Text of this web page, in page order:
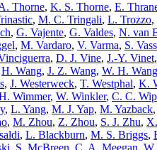
Thorne, K. S. Thorne, E.
, M. C. Tringali, L. Trozzo,
, G. Vajente, G. Valdes, N. van
, M. Vardaro, V. Varma, S. Vass
, D. J. Vine, J.-Y. Vinet,
H. Wang, J. Z. Wang, W. H. Wang
, J. Westerweck, T. Westphal, K.
Wimmer, W. Winkler, C. C.
, L. Yang, M. J. Yap, M. Yazback,
, M. Zhou, Z. Zhou, S. J. Zhu,
, L. Blackburn, M. S. Briggs,
, S. McBreen, C. A. Meegan,